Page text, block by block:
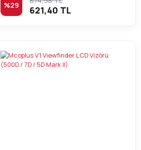
%29 621,40 TL